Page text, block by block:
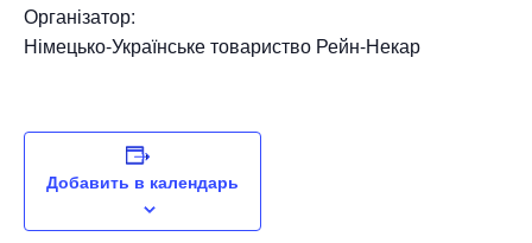
Організатор:
Німецько-Українське товариство Рейн-Некар
Добавить в календарь